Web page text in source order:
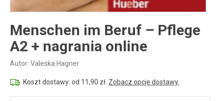
Menschen im Beruf – Pflege
A2 + nagrania online
Autor: Valeska Hagner
Koszt dostawy: od 11,90 zł. Zobacz opcje dostawy.